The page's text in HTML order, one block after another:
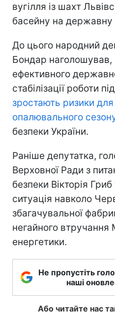
вугілля із шахт
басейну на державну
До цього народний
Бондар наголошував,
ефективного
стабілізації роботи
зростають ризики для
опалювального
безпеки України.
Раніше депутатка,
Верховної Ради з
безпеки Вікторія
ситуація навколо
збагачувальної
негайного втручання
енергетики.
Не пропустіть
наші
Або читайте нас